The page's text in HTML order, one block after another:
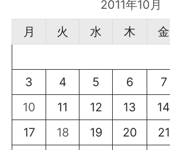
2011年10月
月
火 水 木 金
3
4 5 6 7
10
11 12 13 14
17
18 19 20 21